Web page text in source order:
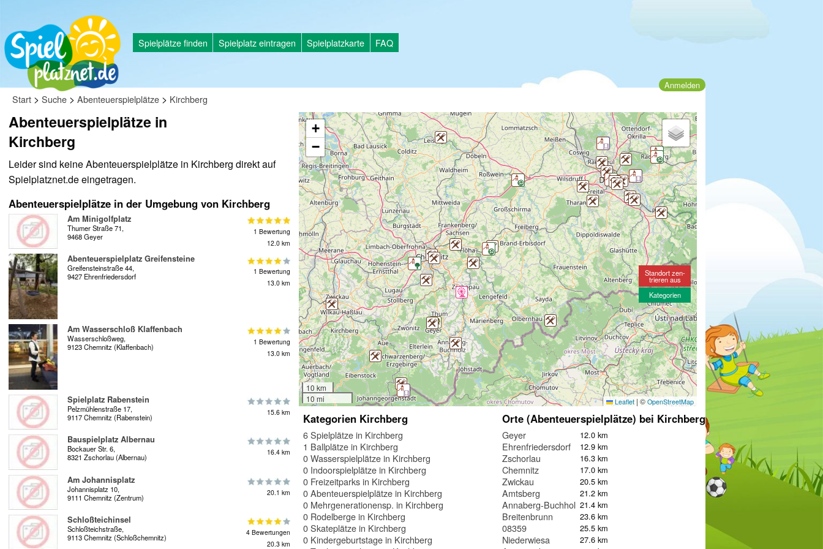
Spielplätze finden Spielplatz eintragen Spielplatzkarte FAQ
Anmelden
Start > Suche > Abenteuerspielplätze > Kirchberg
Abenteuerspielplätze in
Kirchberg
Leider sind keine Abenteuerspielplätze in Kirchberg direkt auf
Spielplatznet.de eingetragen.
Abenteuerspielplätze in der Umgebung von Kirchberg
Am Minigolfplatz
Thumer Straße 71,
9468 Geyer
1 Bewertung
12.0 km
Abenteuerspielplatz Greifensteine
Greifensteinstraße 44,
9427 Ehrenfriedersdorf
1 Bewertung
13.0 km
Am Wasserschloß Klaffenbach
Wasserschloßweg,
9123 Chemnitz (Klaffenbach)
1 Bewertung
13.0 km
Spielplatz Rabenstein
Pelzmühlenstraße 17,
9117 Chemnitz (Rabenstein)
15.6 km
Bauspielplatz Albernau
Bockauer Str. 6,
8321 Zschorlau (Albernau)
16.4 km
Am Johannisplatz
Johannisplatz 10,
9111 Chemnitz (Zentrum)
20.1 km
Schloßteichinsel
Schloßteichstraße,
9113 Chemnitz (Schloßchemnitz)
4 Bewertungen
20.3 km
+
−
10 km
10 mi
Leaflet | © OpenStreetMap
Standort zen-
trieren aus
Kategorien
Kategorien Kirchberg
6 Spielplätze in Kirchberg
1 Ballplätze in Kirchberg
0 Wasserspielplätze in Kirchberg
0 Indoorspielplätze in Kirchberg
0 Freizeitparks in Kirchberg
0 Abenteuerspielplätze in Kirchberg
0 Mehrgenerationensp. in Kirchberg
0 Rodelberge in Kirchberg
0 Skateplätze in Kirchberg
0 Kindergeburtstage in Kirchberg
Orte (Abenteuerspielplätze) bei Kirchberg
Geyer 12.0 km
Ehrenfriedersdorf 12.9 km
Zschorlau 16.3 km
Chemnitz 17.0 km
Zwickau 20.5 km
Amtsberg 21.2 km
Annaberg-Buchholz21.4 km
Breitenbrunn 23.6 km
08359 25.5 km
Niederwiesa 27.6 km